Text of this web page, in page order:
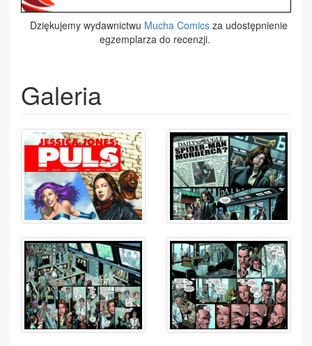
Dziękujemy wydawnictwu Mucha Comics za udostępnienie
egzemplarza do recenzji.
Galeria